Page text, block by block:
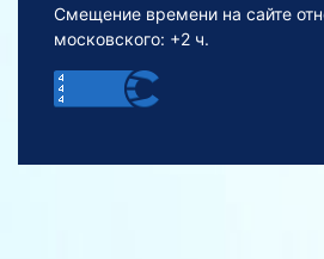
Смещение времени на сайте
московского: +2 ч.